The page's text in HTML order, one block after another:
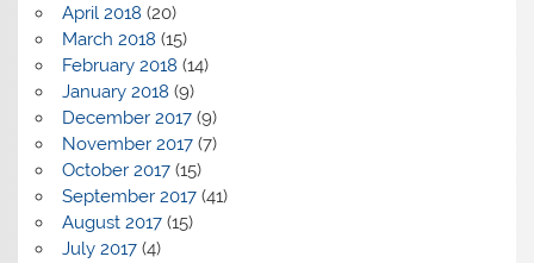
April 2018 (20)
March 2018 (15)
February 2018 (14)
January 2018 (9)
December 2017(9)
November 2017(7)
October 2017(15)
September 2017(41)
August 2017(15)
July 2017(4)